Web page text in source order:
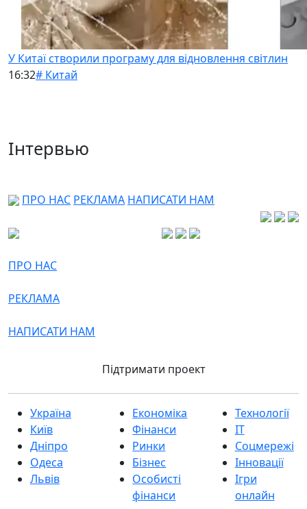
У Китаї створили програму для відновлення світлин
16:32# Китай
Інтервью
ПРО НАС РЕКЛАМА НАПИСАТИ НАМ
ПРО НАС
РЕКЛАМА
НАПИСАТИ НАМ
Підтримати проект
Україна
Київ
Дніпро
Одеса
Львів
Економіка
Фінанси
Ринки
Бізнес
Особисті
фінанси
Технології
IT
Соцмережі
Інновації
Ігри
онлайн